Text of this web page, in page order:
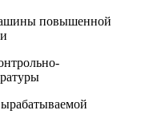
повышенной